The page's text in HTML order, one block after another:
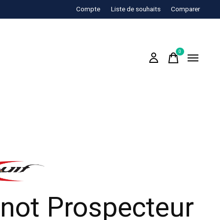
Compte Liste de souhaits Comparer
0items
Prospecteur